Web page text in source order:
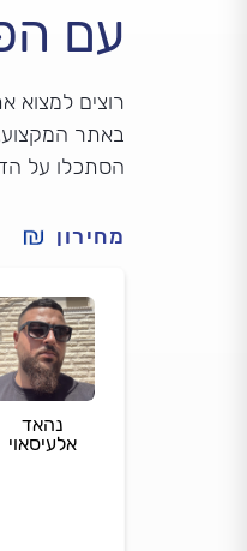
עם
רוצים למצוא
באתר
הסתכלו על
מחירון
נהאד
אלעיסאוי